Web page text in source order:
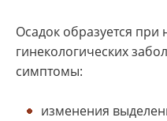
Осадок образуется при
гинекологических
симптомы:
изменения